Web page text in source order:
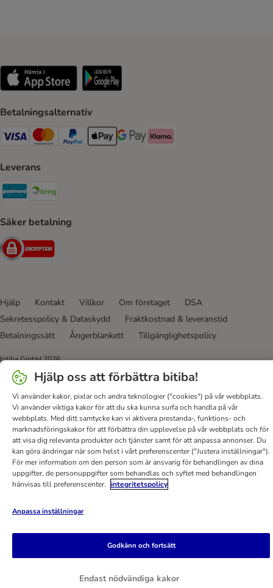
Betalningsalternativ
VISA Payment Method
Mastercard Payment Method
Paypal Payment Method
Apple Pay Payment Method
Google Pay Payment Method
Klarna Payment Method
Leverans
Postnord Shipping Method
Säker betalning
Security
Hjälp Kontakt Villkor Om företaget
DSA
Sekretesspolicy & Dataskydd
Fraktkostnad & leveranstid
Betalningssätt
Ångerblankett Tillgänglighetspolicy
bitiba GmbH2026
Hjälp oss att förbättra bitiba!
Vi använder kakor, pixlar och andra teknologier ("cookies") på vår webbplats.
Vi använder viktiga kakor för att du ska kunna surfa och handla på vår
webbplats. Med ditt samtycke kan vi aktivera prestanda-, funktions- och
marknadsföringskakor för att förbättra din upplevelse på vår webbplats och för
att visa dig relevanta produkter och tjänster samt för att anpassa annonser. Du
kan göra ändringar när som helst i vårt preferenscenter ("Justera inställningar").
För mer information om den person som är ansvarig för behandlingen av dina
uppgifter, de personuppgifter som behandlas och syftet med behandlingen
hänvisas till preferenscenter. integritetspolicy
Anpassa inställningar
Endast nödvändiga kakor
Godkänn och fortsätt